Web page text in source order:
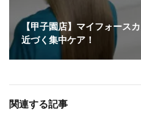
【甲子園店】マイフォース
近づく集中ケア！
関連する記事